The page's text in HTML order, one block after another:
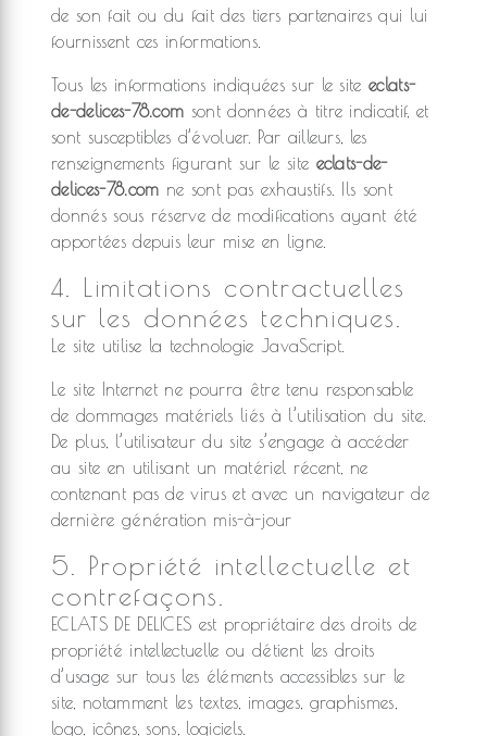
de son fait ou du fait des tiers partenaires qui lui
fournissent ces informations.
Tous les informations indiquées sur le siteeclats-
de-delices-78.com sont données à titre indicatif, et
sont susceptibles d’évoluer. Par ailleurs, les
renseignements figurant sur le site eclats-de-
delices-78.com ne sont pas exhaustifs. Ils sont
donnés sous réserve de modifications ayant été
apportées depuis leur mise en ligne.
4. Limitations contractuelles
sur les données techniques.
Le site utilise la technologie JavaScript.
Le site Internet ne pourra être tenu responsable
de dommages matériels liés à l’utilisation du site.
De plus, l’utilisateur du site s’engage à accéder
au site en utilisant un matériel récent, ne
contenant pas de virus et avec un navigateur de
dernière génération mis-à-jour
5. Propriété intellectuelle et
contrefaçons.
ECLATS DE DELICES est propriétaire des droits de
propriété intellectuelle ou détient les droits
d’usage sur tous les éléments accessibles sur le
site, notamment les textes, images, graphismes,
logo, icônes, sons, logiciels.